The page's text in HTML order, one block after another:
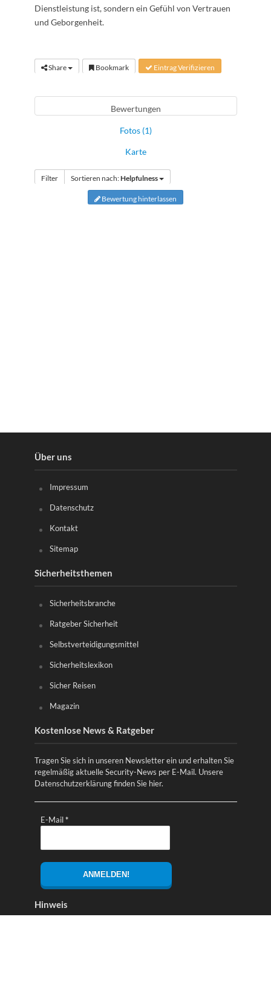
Dienstleistung ist, sondern ein Gefühl von Vertrauen
und Geborgenheit.
Share Bookmark Eintrag Verifizieren
Bewertungen
Fotos (1)
Karte
Filter Sortieren nach:Helpfulness
Bewertung hinterlassen
Über uns
Impressum
Datenschutz
Kontakt
Sitemap
Sicherheitsthemen
Sicherheitsbranche
Ratgeber Sicherheit
Selbstverteidigungsmittel
Sicherheitslexikon
Sicher Reisen
Magazin
Kostenlose News & Ratgeber
Tragen Sie sich in unseren Newsletter ein und erhalten Sie
regelmäßig aktuelle Security-News per E-Mail. Unsere
Datenschutzerklärung finden Sie hier.
E-Mail*
Hinweis